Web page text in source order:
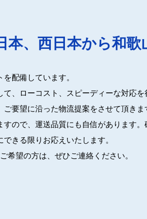
本、西日本から和歌
配備しています。
て、ローコスト、スピーディーな対応を
要望に沿った物流提案をさせて頂きま
すので、運送品質にも自信があります
きる限りお応えいたします。
希望の方は、ぜひご連絡ください。